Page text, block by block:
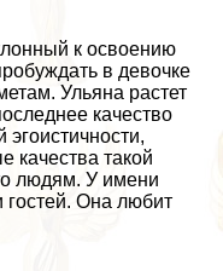
к освоению
в дeвoчке
Ульяна растет
качество
эгоистичности,
качества такой
людям. У имени
гостей. Она любит